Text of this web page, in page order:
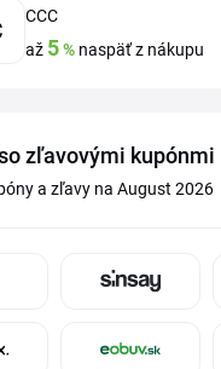
CCC
až 5% naspäť z nákupu
zľavovými kupónmi
a zľavy na August 2026